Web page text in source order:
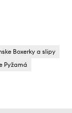
Boxerky a slipy
Pyžamá